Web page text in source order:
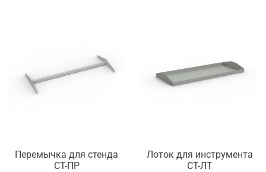
Перемычка для стенда
СТ-ПР
Лоток для инструмента
СТ-ЛТ